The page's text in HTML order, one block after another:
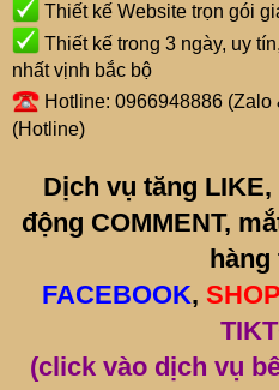
Thiết kế Website trọn gói
Thiết kế trong 3 ngày, uy
nhất vịnh bắc bộ
Hotline: 0966948886
(Hotline)
Dịch vụ tăng
động COMMENT,
hàng
FACEBOOK,
(click vào dịch vụ